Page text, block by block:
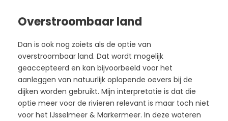
Overstroombaar land
Dan is ook nog zoiets als de optie van
overstroombaar land. Dat wordt mogelijk
geaccepteerd en kan bijvoorbeeld voor het
aanleggen van natuurlijk oplopende oevers bij de
dijken worden gebruikt. Mijn interpretatie is dat die
optie meer voor de rivieren relevant is maar toch niet
voor het IJsselmeer & Markermeer. In deze wateren